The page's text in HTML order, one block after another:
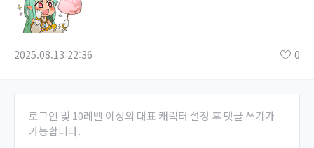
2025.08.13 22:36 0
로그인 및 10레벨 이상의 대표 캐릭터 설정 후 댓글 쓰기가
가능합니다.